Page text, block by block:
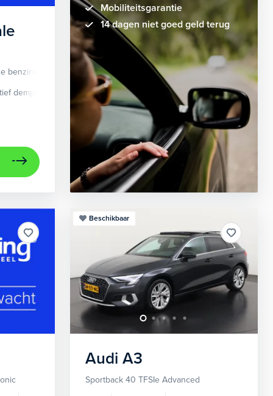
cruise control adaptief dodehoek detectie
elektrisch
benzine
Automaat
demping systeem Apple Carplay/Android Auto
audio
Mobiliteitsgarantie
14 dagen niet goed geld terug
Beschikbaar
Audi A3
Sportback 40 TFSIe Advanced